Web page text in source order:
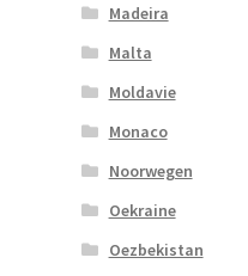
Madeira
Malta
Moldavie
Monaco
Noorwegen
Oekraine
Oezbekistan